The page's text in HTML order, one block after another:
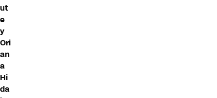
ut
e
y
Ori
an
a
Hi
da